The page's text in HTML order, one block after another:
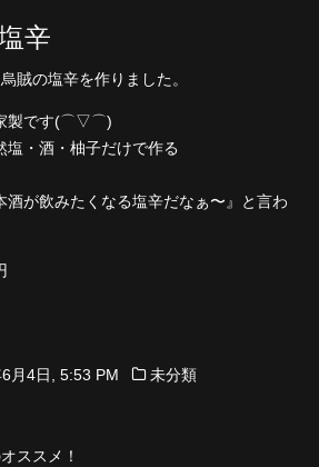
辛
賊の塩辛を作りました。
家製です(⌒▽⌒)
塩・酒・柚子だけで作る
酒が飲みたくなる塩辛だなぁ〜』と言わ
月4日, 5:53 PM 未分類
ススメ！